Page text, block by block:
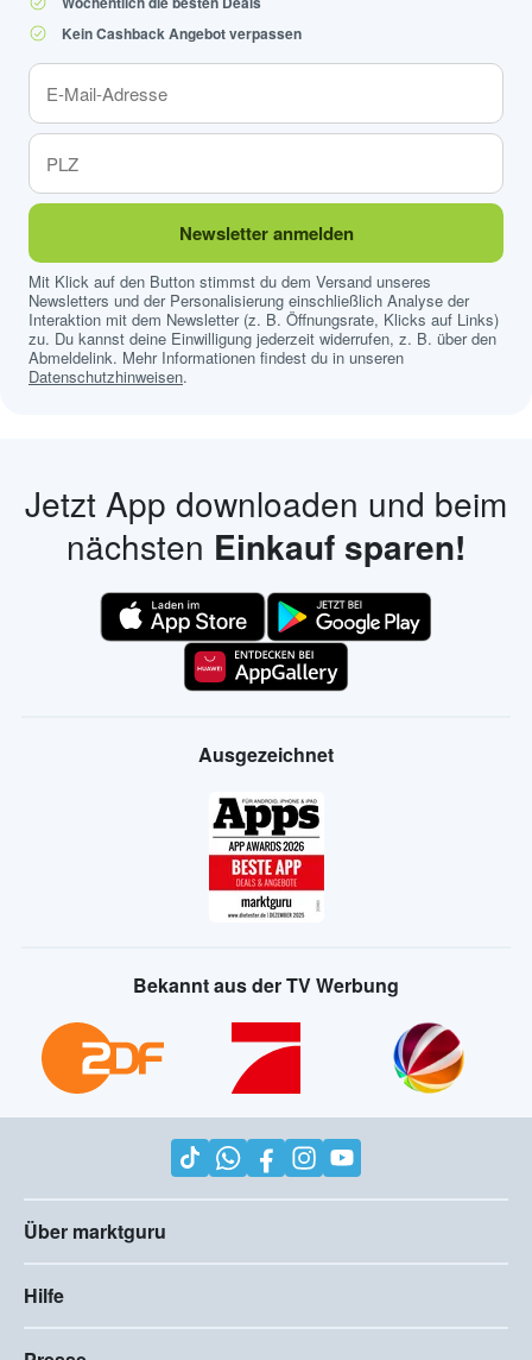
Kein Cashback Angebot verpassen
Newsletter anmelden
Mit Klick auf den Button stimmst du dem Versand unseres
Newsletters und der Personalisierung einschließlich Analyse der
Interaktion mit dem Newsletter (z. B. Öffnungsrate, Klicks auf Links)
zu. Du kannst deine Einwilligung jederzeit widerrufen, z. B. über den
Abmeldelink. Mehr Informationen findest du in unseren
Datenschutzhinweisen.
Jetzt App downloaden und beim
nächsten Einkauf sparen!
Ausgezeichnet
Bekannt aus der TV Werbung
Über marktguru
Hilfe